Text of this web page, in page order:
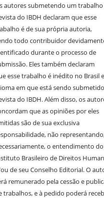
autores submetendo um trabalho
do IBDH declaram que esse
é de sua própria autoria,
todo contribuidor
durante o processo de
Eles também declaram
esse trabalho é inédito no Brasil
em que está sendo
do IBDH. Além disso, os
que as opiniões por eles
são de sua exclusiva
não
o entendimento do
Brasileiro de Direitos
de seu Conselho Editorial. O
remunerado pela cessão e
trabalhos, e à pedido poderá